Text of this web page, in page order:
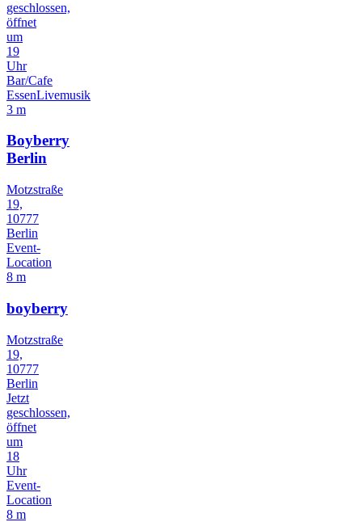
geschlossen,
öffnet
um
19
Uhr
Bar/Cafe
EssenLivemusik
3 m
Boyberry
Berlin
Motzstraße
19,
10777
Berlin
Event-
Location
8 m
boyberry
Motzstraße
19,
10777
Berlin
Jetzt
geschlossen,
öffnet
um
18
Uhr
Event-
Location
8 m